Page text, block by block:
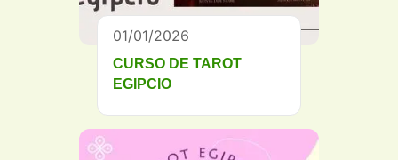
01/01/2026
CURSO DE TAROT
EGIPCIO